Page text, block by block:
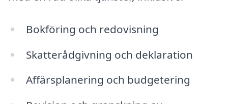
Bokföring och redovisning
Skatterådgivning och deklaration
Affärsplanering och budgetering